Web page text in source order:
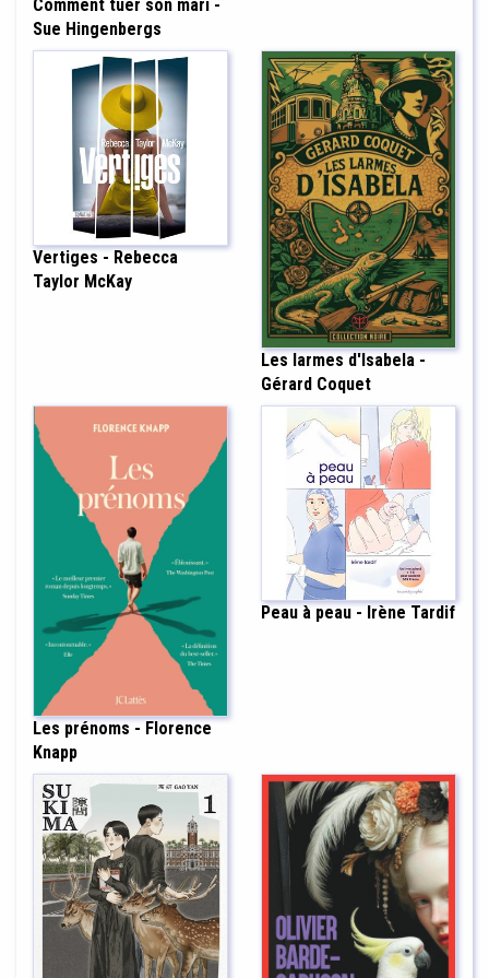
Comment tuer son mari -
Sue Hingenbergs
Vertiges - Rebecca
Taylor McKay
Les larmes d'Isabela -
Gérard Coquet
Les prénoms - Florence
Knapp
Peau à peau - Irène Tardif